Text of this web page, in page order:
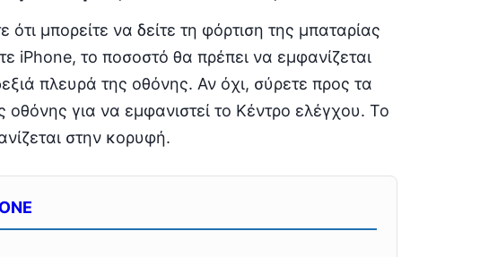
μπορείτε να δείτε τη φόρτιση της μπαταρίας
iPhone, το ποσοστό θα πρέπει να εμφανίζεται
πλευρά της οθόνης. Αν όχι, σύρετε προς τα
για να εμφανιστεί το Κέντρο ελέγχου. Το
στην κορυφή.